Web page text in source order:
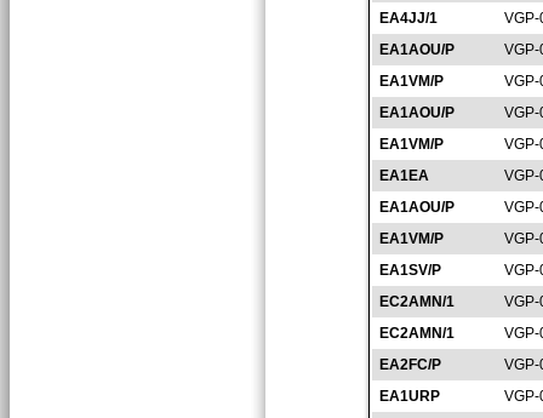
EA4JJ/1
EA1AOU/P
EA1VM/P
EA1AOU/P
EA1VM/P
EA1EA
EA1AOU/P
EA1VM/P
EA1SV/P
EC2AMN/1
EC2AMN/1
EA2FC/P
EA1URP